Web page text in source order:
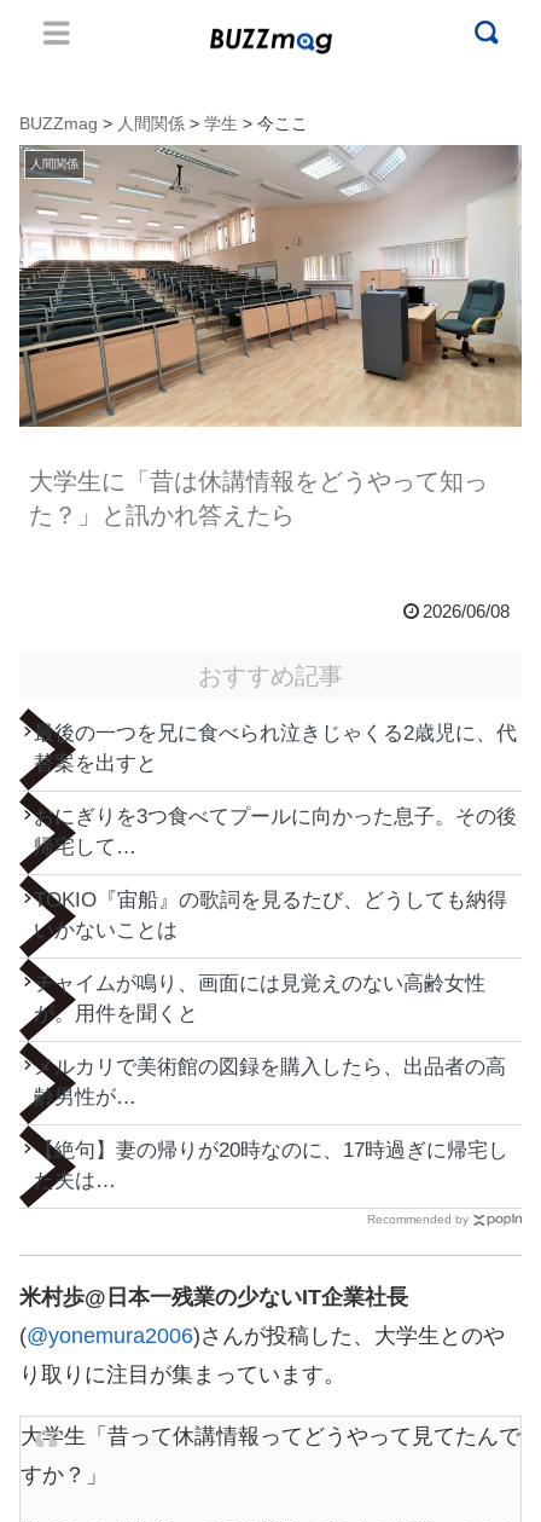
BUZZmag > 人間関係 > 学生 > 今ここ
人間関係
大学生に「昔は休講情報をどうやって知っ
た？」と訊かれ答えたら
2026/06/08
おすすめ記事
最後の一つを兄に食べられ泣きじゃくる2歳児に、代
替案を出すと
おにぎりを3つ食べてプールに向かった息子。その後
帰宅して…
TOKIO『宙船』の歌詞を見るたび、どうしても納得
いかないことは
チャイムが鳴り、画面には見覚えのない高齢女性
が。用件を聞くと
メルカリで美術館の図録を購入したら、出品者の高
齢男性が…
【絶句】妻の帰りが20時なのに、17時過ぎに帰宅し
た夫は…
Recommended by
米村歩@日本一残業の少ないIT企業社長
(@yonemura2006)さんが投稿した、大学生とのや
り取りに注目が集まっています。
大学生「昔って休講情報ってどうやって見てたんで
すか？」